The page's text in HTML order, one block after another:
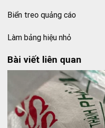
Biển treo quảng cáo
Làm bảng hiệu nhỏ
Bài viết liên quan